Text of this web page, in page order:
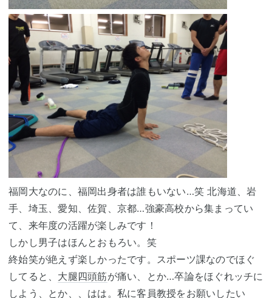
福岡大なのに、福岡出身者は誰もいない…笑 北海道、岩
手、埼玉、愛知、佐賀、京都…強豪高校から集まってい
て、来年度の活躍が楽しみです！
しかし男子はほんとおもろい。笑
終始笑が絶えず楽しかったです。スポーツ課なのでほぐ
してると、 大腿四頭筋が痛い、とか…卒論をほぐれッチに
しよう、とか、、はは。私に客員教授をお願いしたい